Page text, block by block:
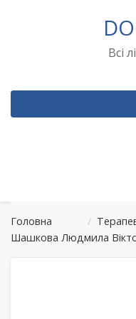
Всі
Головна /
Шашкова Людмила